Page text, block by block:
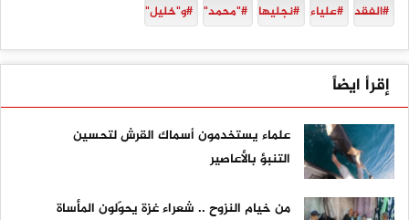
#الفقد #علياء #نجليها #"محمد" #و"خليل"
إقرأ ايضاً
علماء يستخدمون أسماك القرش لتحسين
التنبؤ بالأعاصير
من خيام النزوح .. شعراء غزة يحوّلون المأساة